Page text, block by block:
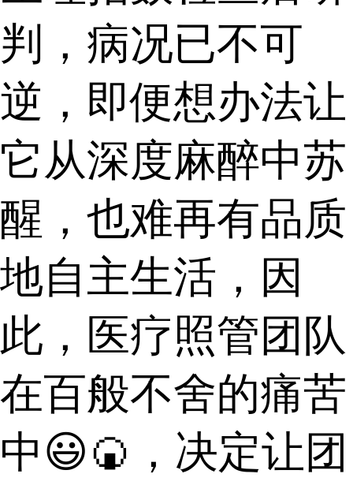
判，病况已不可
逆，即便想办法让
它从深度麻醉中苏
醒，也难再有品质
地自主生活，因
此，医疗照管团队
在百般不舍的痛苦
中😃🍘，决定让团